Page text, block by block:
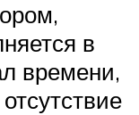
в
времени,